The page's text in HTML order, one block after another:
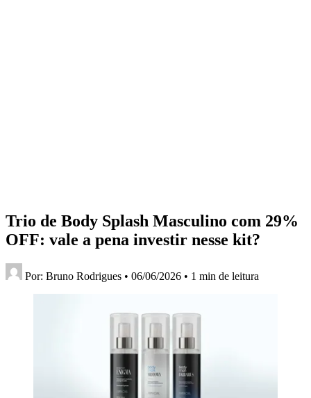
Trio de Body Splash Masculino com 29%
OFF: vale a pena investir nesse kit?
Por: Bruno Rodrigues • 06/06/2026 • 1 min de leitura